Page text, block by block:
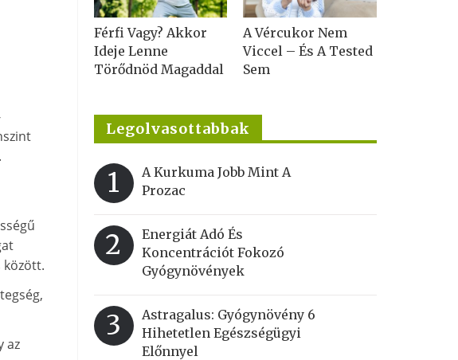
között.
az
Férfi Vagy? Akkor
Ideje Lenne
Törődnöd Magaddal
A Vércukor Nem
Viccel – És A Tested
Sem
Legolvasottabbak
1
A Kurkuma Jobb Mint A
Prozac
2
Energiát Adó És
Koncentrációt Fokozó
Gyógynövények
3
Astragalus: Gyógynövény 6
Hihetetlen Egészségügyi
Előnnyel